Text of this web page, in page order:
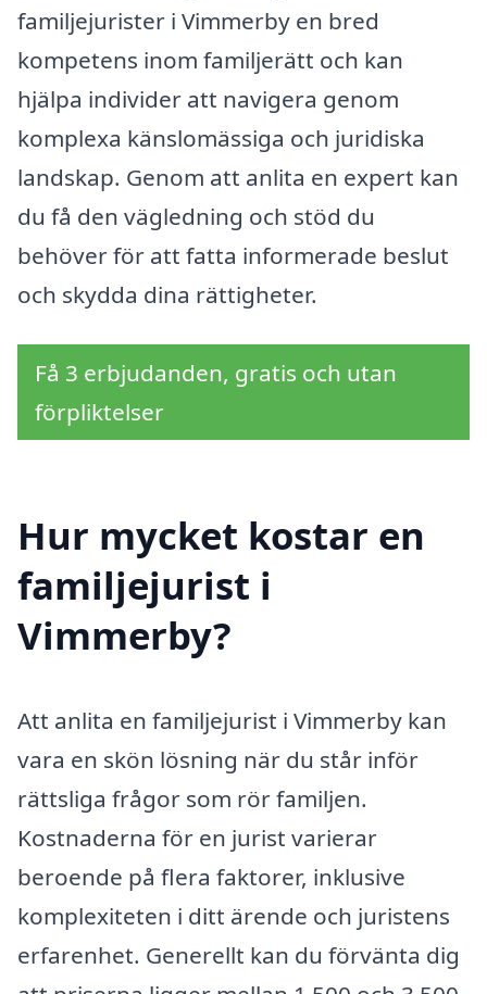
familjejurister i Vimmerby en bred
kompetens inom familjerätt och kan
hjälpa individer att navigera genom
komplexa känslomässiga och juridiska
landskap. Genom att anlita en expert kan
du få den vägledning och stöd du
behöver för att fatta informerade beslut
och skydda dina rättigheter.
Få 3 erbjudanden, gratis och utan
förpliktelser
Hur mycket kostar en
familjejurist i
Vimmerby?
Att anlita en familjejurist i Vimmerby kan
vara en skön lösning när du står inför
rättsliga frågor som rör familjen.
Kostnaderna för en jurist varierar
beroende på flera faktorer, inklusive
komplexiteten i ditt ärende och juristens
erfarenhet. Generellt kan du förvänta dig